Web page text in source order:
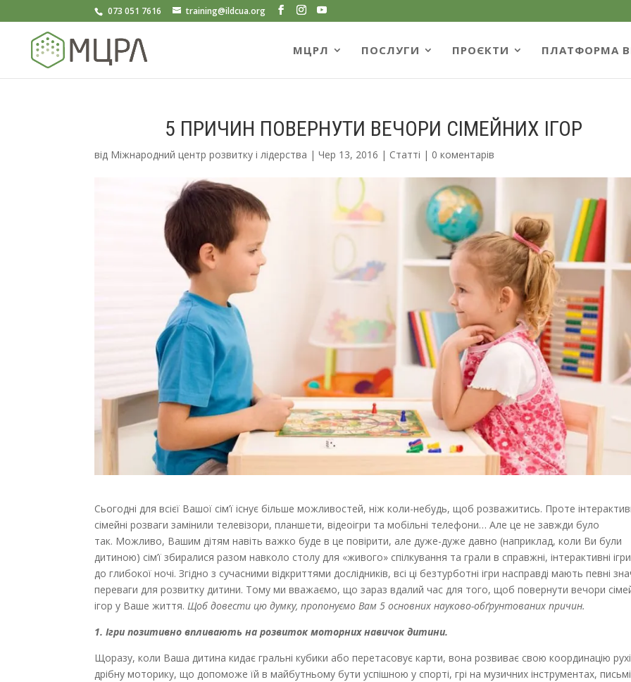
073 051 7616 training@ildcua.org
МЦРЛ ПОСЛУГИ ПРОЄКТИ ПЛАТФОРМА
5 ПРИЧИН ПОВЕРНУТИ ВЕЧОРИ СІМЕЙНИХ ІГОР
від Міжнародний центр розвитку і лідерства |Чер 13, 2016 | Статті | 0 коментарів
Сьогодні для всієї Вашої сім’ї існує більше можливостей, ніж коли-небудь, щоб розважитись. Проте
сімейні розваги замінили телевізори, планшети, відеоігри та мобільні телефони… Але це не завжди було
так. Можливо, Вашим дітям навіть важко буде в це повірити, але дуже-дуже давно (наприклад, коли Ви були
дитиною) сім’ї збиралися разом навколо столу для «живого» спілкування та грали в справжні, інтерактивні
до глибокої ночі. Згідно з сучасними відкриттями дослідників, всі ці безтурботні ігри насправді мають певні
переваги для розвитку дитини. Тому ми вважаємо, що зараз вдалий час для того, щоб повернути вечори
ігор у Ваше життя.Щоб довести цю думку, пропонуємо Вам 5 основних науково-обґрунтованих причин.
1. Ігри позитивно впливають на розвиток моторних навичок дитини.
Щоразу, коли Ваша дитина кидає гральні кубики або перетасовує карти, вона розвиває свою координацію
дрібну моторику, що допоможе їй в майбутньому бути успішною у спорті, грі на музичних інструментах,